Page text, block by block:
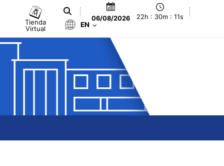
Tienda
Virtual
06/08/2026 22h : 30m : 12s
EN